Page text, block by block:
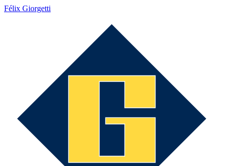
Félix Giorgetti